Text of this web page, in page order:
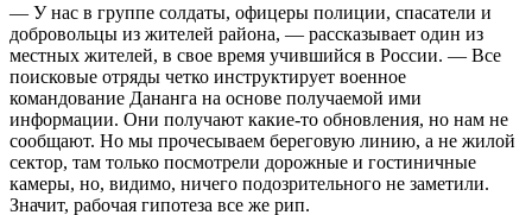
— У нас в группе солдаты, офицеры полиции, спасатели и
добровольцы из жителей района, — рассказывает один из
местных жителей, в свое время учившийся в России. — Все
поисковые отряды четко инструктирует военное
командование Дананга на основе получаемой ими
информации. Они получают какие-то обновления, но нам не
сообщают. Но мы прочесываем береговую линию, а не жилой
сектор, там только посмотрели дорожные и гостиничные
камеры, но, видимо, ничего подозрительного не заметили.
Значит, рабочая гипотеза все же рип.